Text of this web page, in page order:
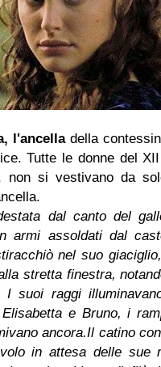
l'ancella della
Tutte le donne del
non si vestivano da
dal canto del
armi assoldati dal
nel suo
stretta finestra,
I suoi raggi
e Bruno, i
ancora.Il catino
in attesa delle sue